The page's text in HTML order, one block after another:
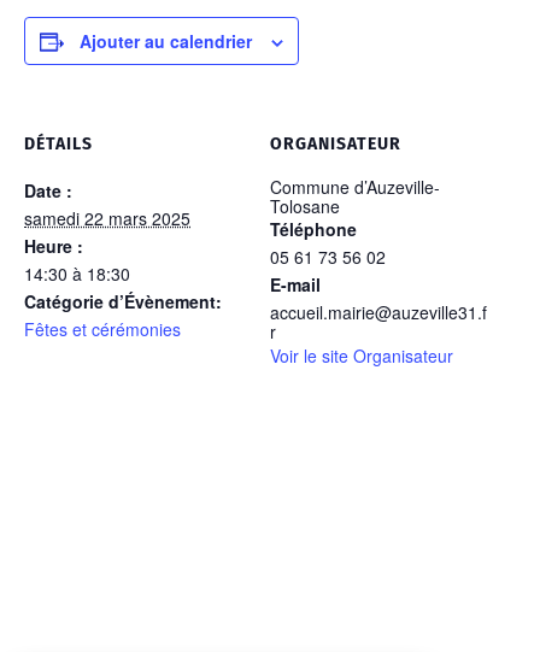
Ajouter au calendrier
DÉTAILS
Date :
samedi 22 mars 2025
Heure :
14:30 à 18:30
Catégorie d’Évènement:
Fêtes et cérémonies
ORGANISATEUR
Commune d’Auzeville-
Tolosane
Téléphone
05 61 73 56 02
E-mail
accueil.mairie@auzeville31.f
r
Voir le site Organisateur